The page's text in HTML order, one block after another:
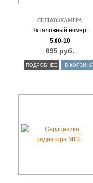
СЕЛЬХОЗКАМЕРА
Каталожный номер:
5.00-10
695 руб.
ПОДРОБНЕЕ В КОРЗИНУ